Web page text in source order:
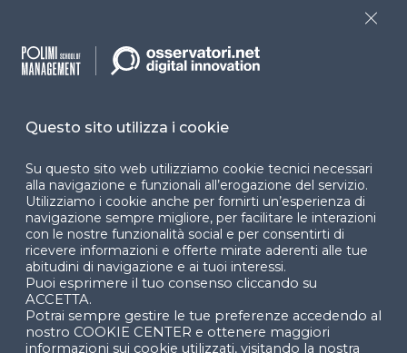
Facebook LinkedIn
© 2024 Copyright © Politecnico di Milano Dipartimento
di Ingegneria Gestionale
Questo sito utilizza i cookie
Su questo sito web utilizziamo cookie tecnici necessari
alla navigazione e funzionali all’erogazione del servizio.
Utilizziamo i cookie anche per fornirti un’esperienza di
navigazione sempre migliore, per facilitare le interazioni
con le nostre funzionalità social e per consentirti di
ricevere informazioni e offerte mirate aderenti alle tue
abitudini di navigazione e ai tuoi interessi.
Puoi esprimere il tuo consenso cliccando su
ACCETTA.
Potrai sempre gestire le tue preferenze accedendo al
nostro COOKIE CENTER e ottenere maggiori
informazioni sui cookie utilizzati, visitando la nostra